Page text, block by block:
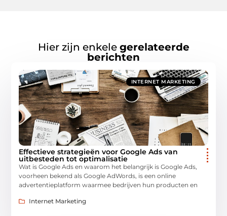
Hier zijn enkele gerelateerde
berichten
INTERNET MARKETING
Effectieve strategieën voor Google Ads van
uitbesteden tot optimalisatie
Wat is Google Ads en waarom het belangrijk is Google Ads,
voorheen bekend als Google AdWords, is een online
advertentieplatform waarmee bedrijven hun producten en
Internet Marketing